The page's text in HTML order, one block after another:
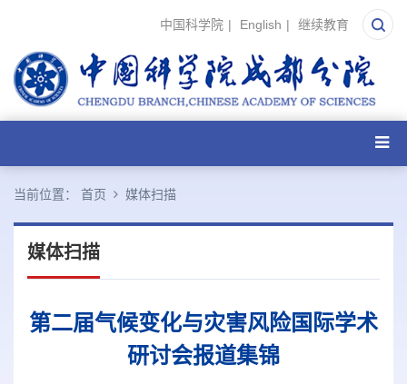
中国科学院 | English | 继续教育
当前位置： 首页 媒体扫描
媒体扫描
第二届气候变化与灾害风险国际学术
研讨会报道集锦